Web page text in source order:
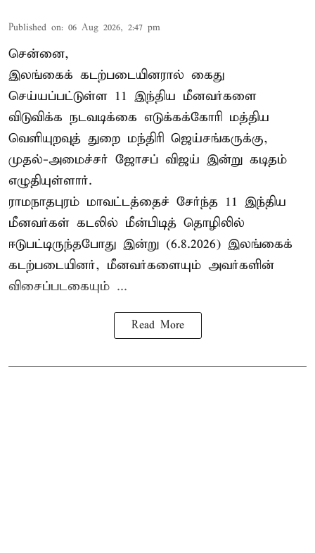
Published on: 06 Aug 2026, 2:47 pm
சென்னை,
இலங்கைக் கடற்படையினரால் கைது
செய்யப்பட்டுள்ள 11 இந்திய மீனவர்களை
விடுவிக்க நடவடிக்கை எடுக்கக்கோரி மத்திய
வெளியுறவுத் துறை மந்திரி ஜெய்சங்கருக்கு,
முதல்-அமைச்சர் ஜோசப் விஜய் இன்று கடிதம்
எழுதியுள்ளார்.
ராமநாதபுரம் மாவட்டத்தைச் சேர்ந்த 11 இந்திய
மீனவர்கள் கடலில் மீன்பிடித் தொழிலில்
ஈடுபட்டிருந்தபோது இன்று (6.8.2026) இலங்கைக்
கடற்படையினர், மீனவர்களையும் அவர்களின்
விசைப்படகையும் ...
Read More